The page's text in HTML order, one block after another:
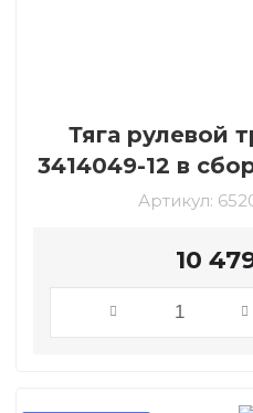
Тяга рулевой
3414049-12 в
Артикул:
10